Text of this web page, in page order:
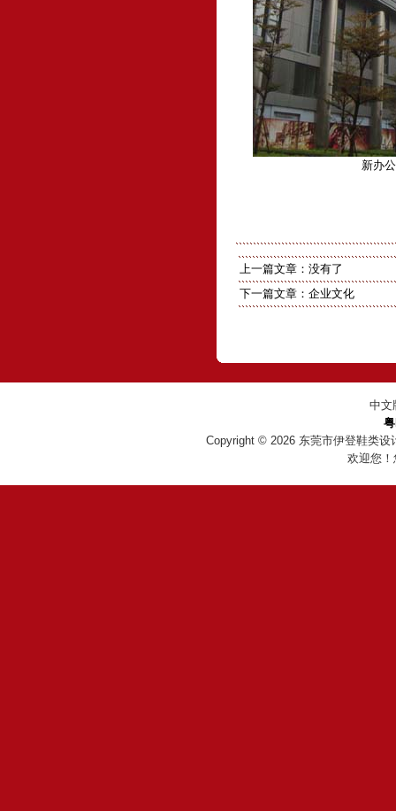
新办
上一篇文章：没有了
下一篇文章： 企业文化
中文
Copyright © 2026 东莞市伊登鞋类设
欢迎您！